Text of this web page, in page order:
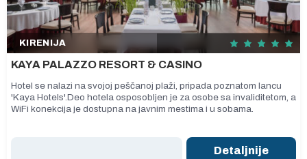
KIRENIJA
KAYA PALAZZO RESORT & CASINO
Hotel se nalazi na svojoj peščanoj plaži, pripada poznatom lancu
'Kaya Hotels'.Deo hotela osposobljen je za osobe sa invaliditetom, a
WiFi konekcija je dostupna na javnim mestima i u sobama.
Detaljnije